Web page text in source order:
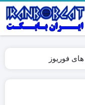
فوریوز